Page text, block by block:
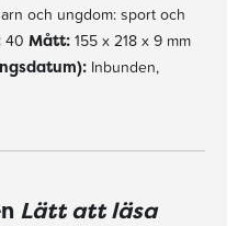
och ungdom: sport och
40 Mått: 155 x 218 x 9 mm
Inbunden,
Lätt att läsa